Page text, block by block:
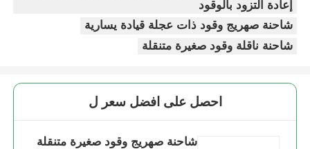
إعادة التزود بالوقود
شاحنة صهريج وقود ذات عجلة قيادة يسارية
شاحنة ناقلة وقود صغيرة متنقلة
احصل على افضل سعر ل
شاحنة صهريج وقود صغيرة متنقلة